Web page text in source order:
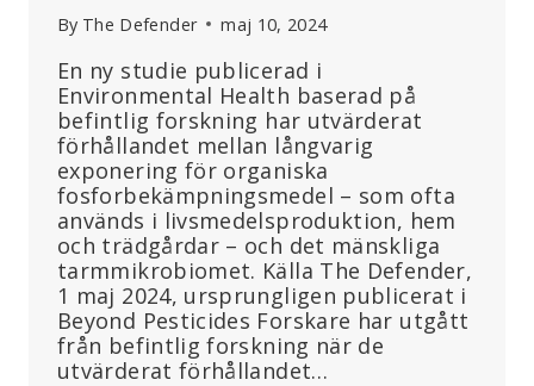
By The Defender maj 10, 2024
En ny studie publicerad i
Environmental Health baserad på
befintlig forskning har utvärderat
förhållandet mellan långvarig
exponering för organiska
fosforbekämpningsmedel – som ofta
används i livsmedelsproduktion, hem
och trädgårdar – och det mänskliga
tarmmikrobiomet. Källa The Defender,
1 maj 2024, ursprungligen publicerat i
Beyond Pesticides Forskare har utgått
från befintlig forskning när de
utvärderat förhållandet…